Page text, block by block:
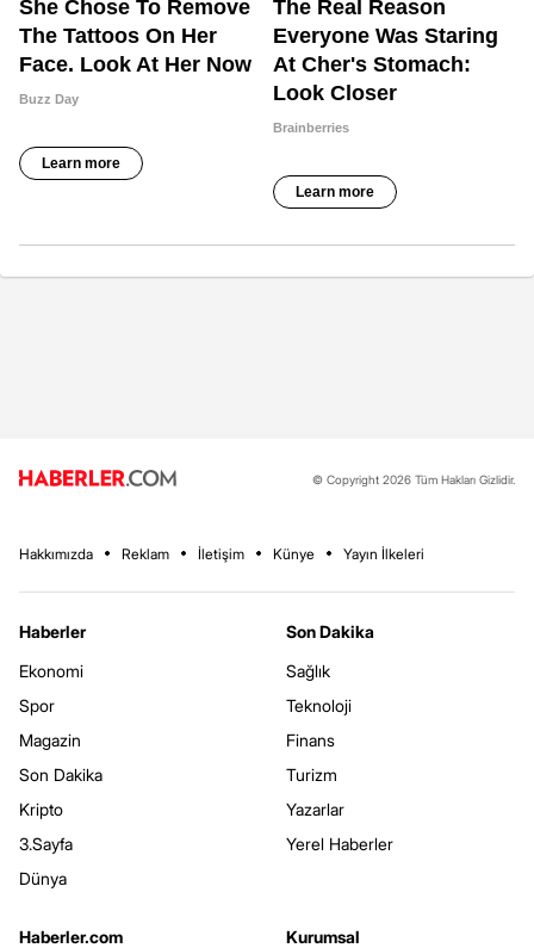
© Copyright 2026 Tüm Hakları Gizlidir.
Hakkımızda Reklam İletişim Künye Yayın İlkeleri
Haberler
Ekonomi
Spor
Magazin
Son Dakika
Kripto
3.Sayfa
Dünya
Son Dakika
Sağlık
Teknoloji
Finans
Turizm
Yazarlar
Yerel Haberler
Haberler.com
Kurumsal